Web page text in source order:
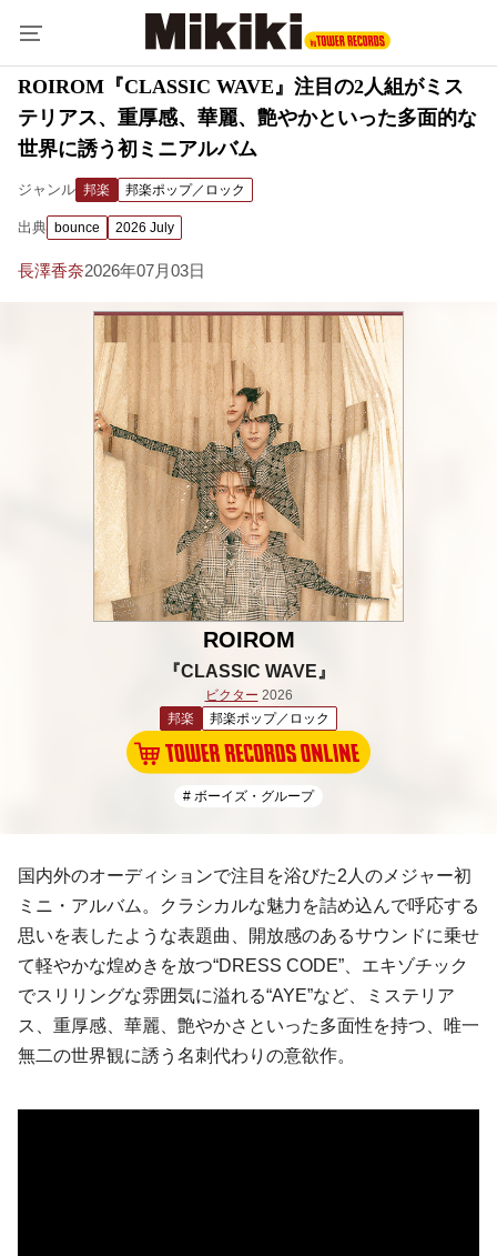
ROIROM『CLASSIC WAVE』注目の2人組がミス
テリアス、重厚感、華麗、艶やかといった多面的な
世界に誘う初ミニアルバム
ジャンル 邦楽 邦楽ポップ／ロック
出典 bounce 2026 July
長澤香奈2026年07月03日
ROIROM
『CLASSIC WAVE』
ビクター 2026
邦楽
邦楽ポップ／ロック
# ボーイズ・グループ
国内外のオーディションで注目を浴びた2人のメジャー初
ミニ・アルバム。クラシカルな魅力を詰め込んで呼応する
思いを表したような表題曲、開放感のあるサウンドに乗せ
て軽やかな煌めきを放つ“DRESS CODE”、エキゾチック
でスリリングな雰囲気に溢れる“AYE”など、ミステリア
ス、重厚感、華麗、艶やかさといった多面性を持つ、唯一
無二の世界観に誘う名刺代わりの意欲作。